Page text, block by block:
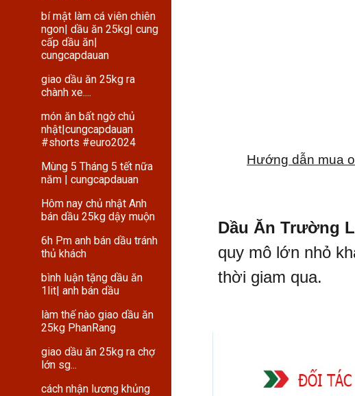
bí mật làm cá viên chiên
ngon| dầu ăn 25kg| cung
cấp dầu ăn|
cungcapdauan
giao dầu ăn 25kg ra
chành xe....
món ăn bất ngờ chủ
nhật|cungcapdauan
#shorts #euro2024
Mùng 5 Tháng 5 tết nữa
năm | cungcapdauan
Hôm nay chủ nhật Anh
bán dầu 25kg dậy muộn
6h Pm anh bán dầu tránh
thủ khách
bình luận tặng dầu ăn
1lit| anh bán dầu
làm thế nào giao dầu ăn
25kg PhanRang
giao dầu ăn 25kg ra chợ
lớn sg...
cách nhận lương khủng
Hướng dẫn mua
Dầu Ăn Trường
quy mô lớn nhỏ
thời giam qua.